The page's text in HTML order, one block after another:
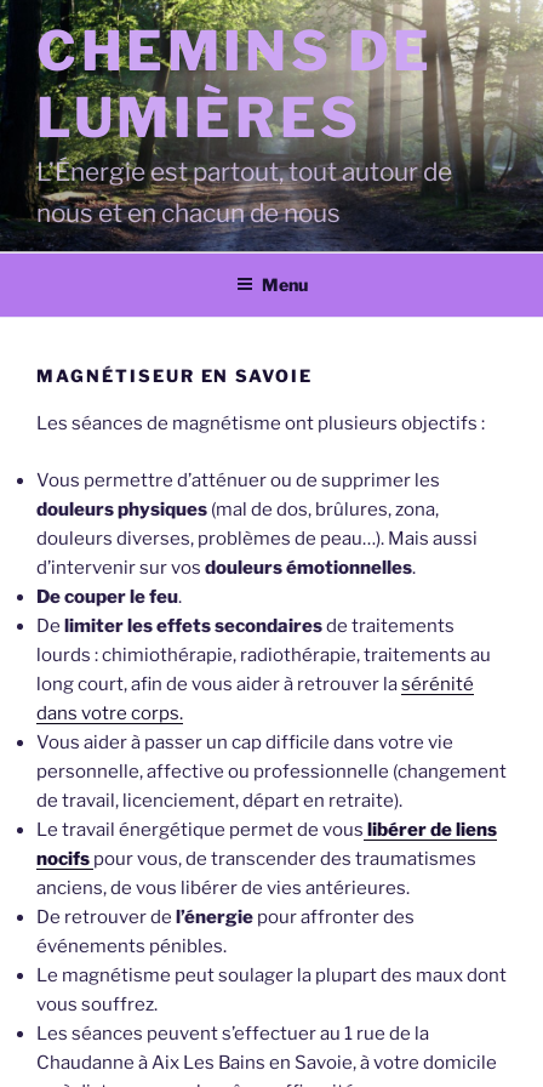
Aller
au
contenu
principal
CHEMINS DE
LUMIÈRES
L’Énergie est partout, tout autour de
nous et en chacun de nous
Menu
MAGNÉTISEUR EN SAVOIE
Les séances de magnétisme ont plusieurs objectifs :
Vous permettre d’atténuer ou de supprimer les
douleurs physiques (mal de dos, brûlures, zona,
douleurs diverses, problèmes de peau…). Mais aussi
d’intervenir sur vos douleurs émotionnelles.
De couper le feu.
De limiter les effets secondairesde traitements
lourds : chimiothérapie, radiothérapie, traitements au
long court, afin de vous aider à retrouver lasérénité
dans votre corps.
Vous aider à passer un cap difficile dans votre vie
personnelle, affective ou professionnelle (changement
de travail, licenciement, départ en retraite).
Le travail énergétique permet de vous libérer de liens
nocifs pour vous, de transcender des traumatismes
anciens, de vous libérer de vies antérieures.
De retrouver de l’énergie pour affronter des
événements pénibles.
Le magnétisme peut soulager la plupart des maux dont
vous souffrez.
Les séances peuvent s’effectuer au 1 rue de la
Chaudanne à Aix Les Bains en Savoie, à votre domicile